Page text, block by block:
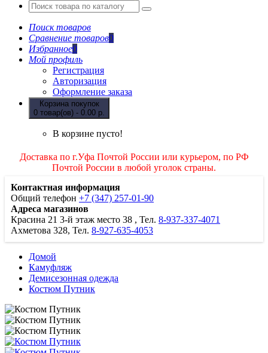
Поиск товаров
Сравнение товаров0
Избранное0
Мой профиль
Регистрация
Авторизация
Оформление заказа
Корзина покупок
0 товар(ов) - 0.00 р.
В корзине пусто!
Доставка по г.Уфа Почтой России или курьером, по РФ
Почтой России в любой уголок страны.
Контактная информация
Общий телефон +7 (347) 257-01-90
Адреса магазинов
Красина 21 3-й этаж место 38 , Тел. 8-937-337-4071
Ахметова 328, Тел. 8-927-635-4053
Домой
Камуфляж
Демисезонная одежда
Костюм Путник